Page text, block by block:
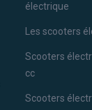
électrique
Les scooters
Scooters
cc
Scooters